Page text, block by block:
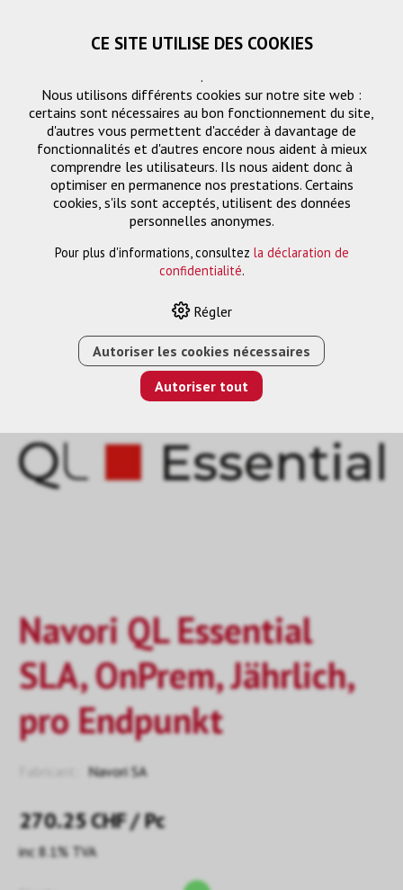
Digital Signage
›
ESSENTIAL SLA, ONPREM, JÄHRLICH, PRO ENDPUNKT
Navori QL Essential
SLA, OnPrem, Jährlich,
pro Endpunkt
Navori SA
270.25CHF/ Pc
inc 8.1% TVA
CE SITE UTILISE DES COOKIES
.
Nous utilisons différents cookies sur notre site web :
certains sont nécessaires au bon fonctionnement du site,
d'autres vous permettent d'accéder à davantage de
fonctionnalités et d'autres encore nous aident à mieux
comprendre les utilisateurs. Ils nous aident donc à
optimiser en permanence nos prestations. Certains
cookies, s'ils sont acceptés, utilisent des données
personnelles anonymes.
Pour plus d'informations, consultez la déclaration de
confidentialité.
Régler
Autoriser les cookies nécessaires
Autoriser tout